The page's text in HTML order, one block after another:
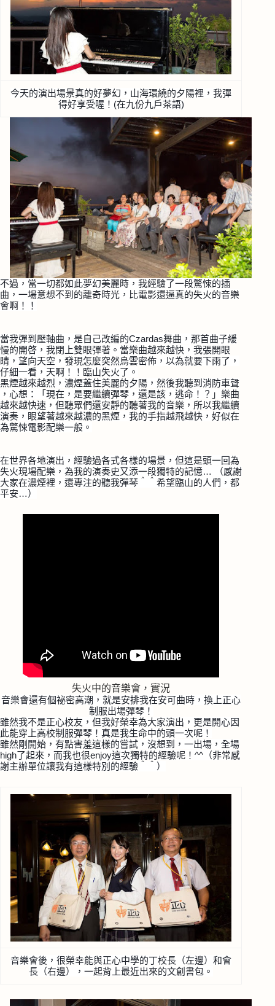
今天的演出場景真的好夢幻，山海環繞的夕陽裡，我彈
得好享受喔！(在九份九戶茶語)
不過，當一切都如此夢幻美麗時，我經驗了一段驚悚的插
曲，一場意想不到的離奇時光，比電影還逼真的失火的音樂
會啊！！
當我彈到 壓軸曲，是自己改編的Czardas舞曲，那首曲子緩
慢的開啓，我閉上雙眼彈著。當樂曲越來越快，我張開眼
睛， 望向天空，發現怎麼突然烏雲密佈，以為就要下雨了，
仔細一看，天啊！！臨山失火了。
黑煙越來越烈，濃煙蓋住美麗的夕陽，然後我聽到消防車聲
，心想：「現在，是要繼續彈琴，還是該，逃命！？」樂曲
越來越快速，但聽眾們還安靜的聽著我的音樂，所以我繼續
演奏，眼望著越來越濃的黑煙，我的手指越飛越快，好似在
為驚悚電影配樂一般。
在世界各地演出，經驗過各式各樣的場景，但這是頭一回為
失火現場配樂，為我的演奏史又添一段獨特的記憶… （感謝
大家在濃煙裡，還專注的聽我彈琴＾＾希望臨山的人們，都
平安…）
失火中的音樂會，實況
音樂會還有個祕密高潮，就是安排我在安可曲時，換上正心
制 服出場彈琴！
雖然我不是正心校友，但我好榮幸為大家演出，更是開心因
此能穿上高校制服彈琴！真是我生命中的頭一次呢！
雖然剛開始，有點害羞這樣的嘗試，沒想到，一出場，全場
high了起來，而我也很enjoy這次獨特的經驗呢！ ^^（非常感
謝主辦單位讓我有這樣特別的經驗＾＾）
音樂會後，很榮幸能與正心中學的丁校長（左邊）和會
長（右邊），一起背上最近出來的文創書包。